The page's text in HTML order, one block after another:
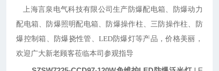
上海言泉电气科技有限公司生产防爆配电箱、防爆动力
配电箱、防爆照明配电箱、防爆操作柱、三防操作柱、防
爆控制箱、防爆挠性管、 LED防爆灯等产品，价格美丽，
欢迎广大新老顾客莅临本司参观指导